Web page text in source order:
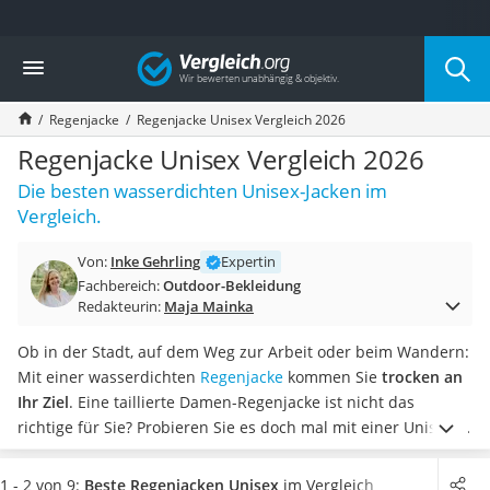
Die beliebtesten Vergleiche nach Kategorie
Freizeit & Sport
Gartentrampolin
Trampolin
Metalldetektor
Eufab-Fahrradträger
Trampolin 366 cm
Fahrradschloss
Futterboot
Air Bike
Trekkingschuhe Herren
Reisetasche mit Rollen
Klimmzugstation
Koffer
Nachtsichtgerät
Faltschloss
Vergleich
Regenjacke Regenjacke Unisex Vergleich 2026
Regenjacke Unisex Vergleich 2026
Die besten wasserdichten Unisex-Jacken im
Vergleich.
Von: Inke Gehrling
Expertin
Fachbereich:Outdoor-Bekleidung
Redakteurin: Maja Mainka
Ob in der Stadt, auf dem Weg zur Arbeit oder beim Wandern:
Mit einer wasserdichten Regenjacke kommen Sie trocken an
Ihr Ziel. Eine taillierte Damen-Regenjacke ist nicht das
richtige für Sie? Probieren Sie es doch mal mit einer Unisex-
Regenjacke. Getragen werden können dieselocker
geschnittenen Regenjacken sowohl von Männern als auch
1 - 2 von 9: Beste Regenjacken Unisex im Vergleich